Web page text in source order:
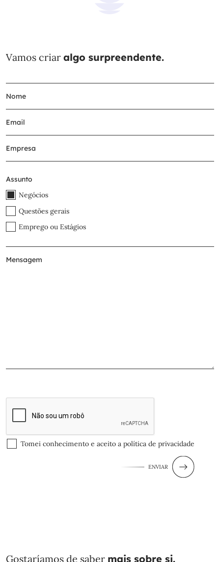
Vamos criar algo surpreendente.
Assunto
Negócios
Questões gerais
Emprego ou Estágios
Tomei conhecimento e aceito a política de privacidade
ENVIAR
Gostaríamos de saber mais sobre si.